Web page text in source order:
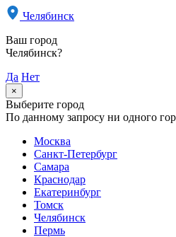
Челябинск
Ваш город
Челябинск?
Да Нет
×
Выберите город
По данному запросу ни одного
Москва
Санкт-Петербург
Самара
Краснодар
Екатеринбург
Томск
Челябинск
Пермь